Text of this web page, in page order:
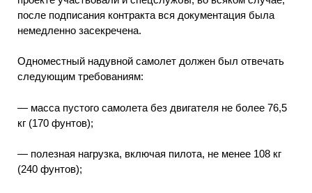
после подписания контракта вся документация была
немедленно засекречена.
Одноместный надувной самолет должен был отвечать
следующим требованиям:
— масса пустого самолета без двигателя не более 76,5
кг (170 фунтов);
— полезная нагрузка, включая пилота, не менее 108 кг
(240 фунтов);